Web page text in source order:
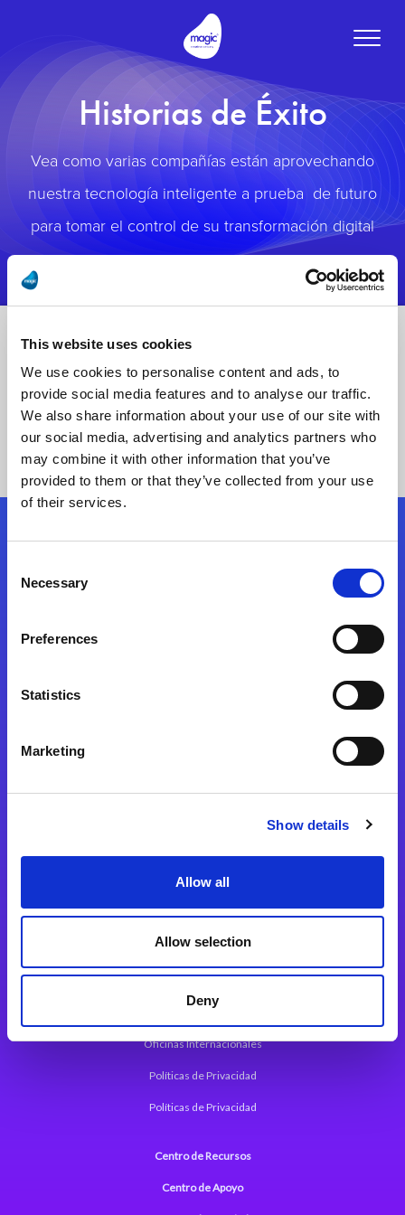
This website uses cookies
We use cookies to personalise content and ads, to
provide social media features and to analyse our traffic.
We also share information about your use of our site with
our social media, advertising and analytics partners who
may combine it with other information that you’ve
provided to them or that they’ve collected from your use
of their services.
Selection
Necessary
Preferences
Statistics
Marketing
Show details
Allow all
Allow selection
Deny
Toggle
Historias de Éxito
Vea como varias compañías están aprovechando
nuestra tecnología inteligente a prueba de futuro
para tomar el control de su transformación digital
Síganos
Magic xpi Plataforma de Integración
Comunicados de Prensa (Inglés)
Acerca de Magic
Oficinas Internacionales
Políticas de Privacidad
Políticas de Privacidad
Centro de Recursos
Centro de Apoyo